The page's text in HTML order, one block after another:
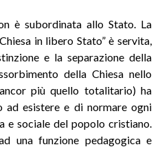
è subordinata allo Stato. La
in libero Stato” è servita,
e la separazione della
della Chiesa nello
più quello totalitario) ha
esistere e di normare ogni
e sociale del popolo cristiano.
una funzione pedagogica e